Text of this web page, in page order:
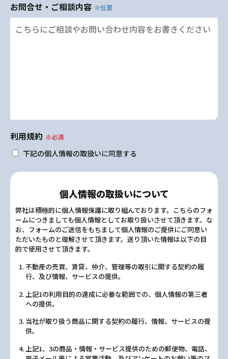
お問合せ・ご相談内容 ※任意
利用規約 ※必須
下記の個人情報の取扱いに同意する
個人情報の取扱いについて
弊社は積極的に個人情報保護に取り組んでおります。こちらのフォ
ームにつきましても個人情報としてお取り扱いさせて頂きます。な
お、フォームのご送信をもちまして個人情報のご提供にご同意い
ただいたものと理解させて頂きます。送り頂いた情報は以下の目
的で使用させて頂きます。
不動産の売買、賃貸、仲介、管理等の取引に関する契約の履
行、及び情報、サービスの提供。
上記1の利用目的の達成に必要な範囲での、個人情報の第三者
への提供。
当社が取り扱う商品に関する契約の履行、情報、サービスの提
供。
上記1、3の商品・情報・サービス提供のための郵便物、電話、